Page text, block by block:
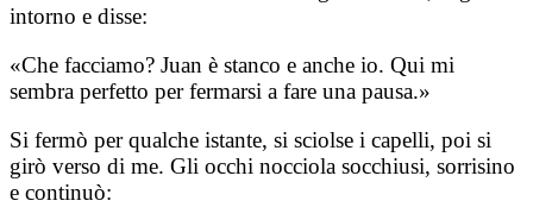
intorno e disse:
«Che facciamo? Juan è stanco e anche io. Qui mi
sembra perfetto per fermarsi a fare una pausa.»
Si fermò per qualche istante, si sciolse i capelli, poi si
girò verso di me. Gli occhi nocciola socchiusi, sorrisino
e continuò: